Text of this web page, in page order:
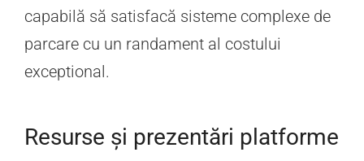
capabilă să satisfacă sisteme complexe de
parcare cu un randament al costului
exceptional.
Resurse și prezentări platforme